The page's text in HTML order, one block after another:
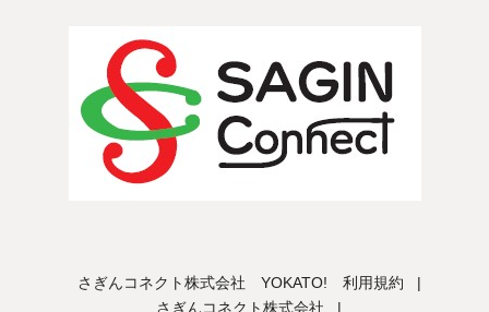
さぎんコネクト株式会社 YOKATO! 利用規約
|
さぎんコネクト株式会社
|